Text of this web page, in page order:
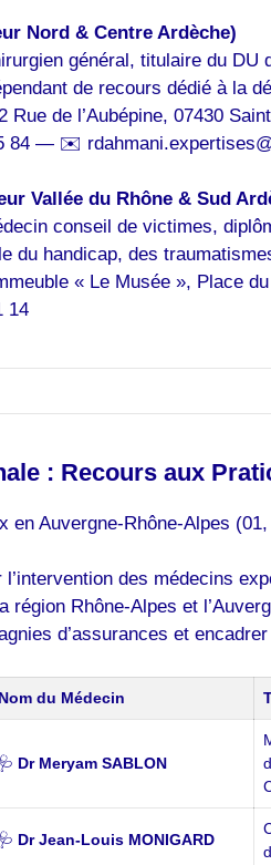
Nord & Centre Ardèche)
général, titulaire du DU
de recours dédié à la
Rue de l’Aubépine, 07430
84 — ✉️
Vallée du Rhône & Sud
conseil de victimes,
du handicap, des
« Le Musée », Place
14
: Recours aux
en Auvergne-Rhône-Alpes
des médecins
région Rhône-Alpes et
d’assurances et
Nom du Médecin
🩺 Dr Meryam SABLON
🩺 Dr Jean-Louis MONIGARD